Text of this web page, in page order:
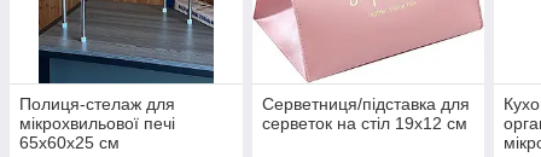
Полиця-стелаж для
мікрохвильової печі
65x60x25 см
Серветниця/підставка для
серветок на стіл 19х12 см